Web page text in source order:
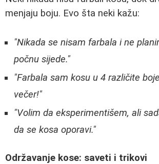
menjaju boju. Evo šta neki kažu:
"Nikada se nisam farbala i ne
počnu sijede."
"Farbala sam kosu u 4 različite
večer!"
"Volim da eksperimentišem, ali
da se kosa oporavi."
Održavanje kose: saveti i trikovi